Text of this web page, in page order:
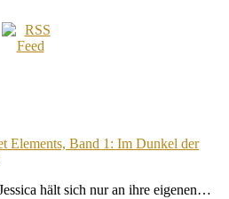
Elements, Band 1: Im Dunkel der
hält sich nur an ihre eigenen…